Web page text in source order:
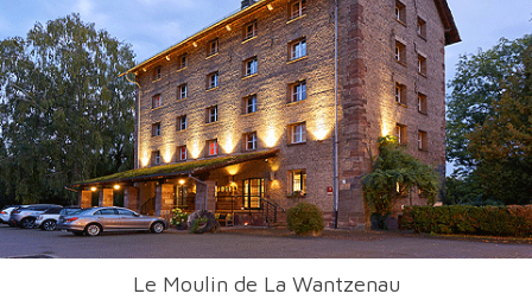
Le Moulin de La Wantzenau